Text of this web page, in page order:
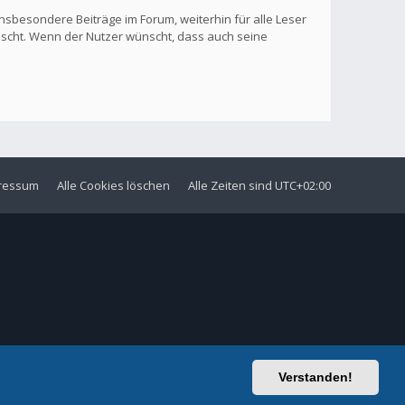
Verstanden!
Beiträge im Forum, weiterhin für alle Leser
Wenn der Nutzer wünscht, dass auch seine
Alle Zeiten sind UTC+02:00
Alle Cookies löschen